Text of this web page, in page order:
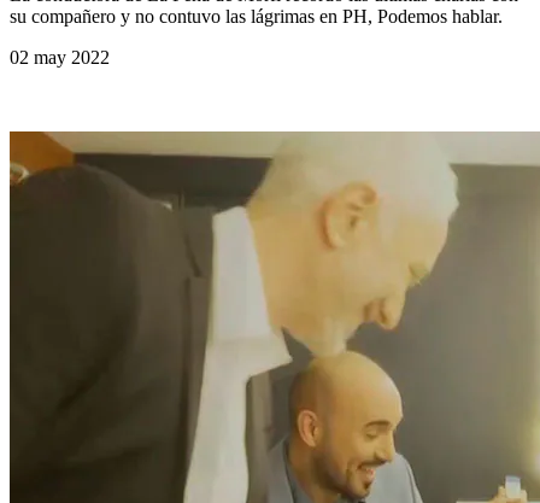
su compañero y no contuvo las lágrimas en PH, Podemos hablar.
02 may 2022